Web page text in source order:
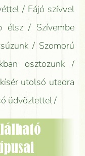
/ Fájó szívvel
élsz / Szívembe
/ Szomorú
osztozunk /
utolsó utadra
üdvözlettel /